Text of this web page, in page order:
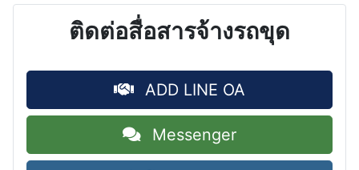
ติดต่อสื่อสารจ้างรถขุด
ADD LINE OA
Messenger